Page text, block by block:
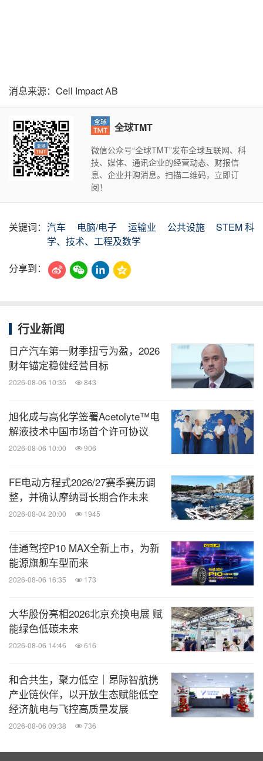
消息来源：Cell Impact AB
全球TMT
微信公众号“全球TMT”发布全球互联网、科
技、媒体、通讯企业的经营动态、财报信
息、企业并购消息。扫描二维码，立即订
阅！
关键词： 汽车 电脑/电子 运输业 公共设施
STEM 科
学、技术、工程及数学
分享到：
行业新闻
日产汽车第一财季扭亏为盈，2026
财年锚定稳健经营目标
2026-08-06 10:35 843
旭化成与高化学签署Acetolyte™电
解液技术中国市场首个许可协议
2026-08-06 10:00 906
FE电动方程式2026/27赛季赛历调
整，并确认摩纳哥长期合作未来
2026-08-04 20:00 1945
佳通驾控P10 MAX全新上市，为新
能源旗舰车型而来
2026-08-06 16:35 173
大华股份亮相2026北京充换电展 赋
能绿色低碳未来
2026-08-06 14:46 616
和合共生，聚力低空｜昂际智航携
产业链伙伴，以开放生态赋能低空
经济航电与飞控高质量发展
2026-08-06 09:38 736